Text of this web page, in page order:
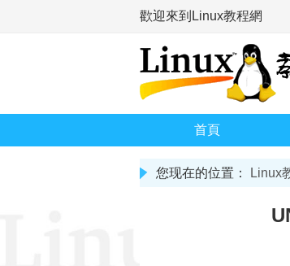
歡迎來到Linux教程網
首頁
您现在的位置： Linux